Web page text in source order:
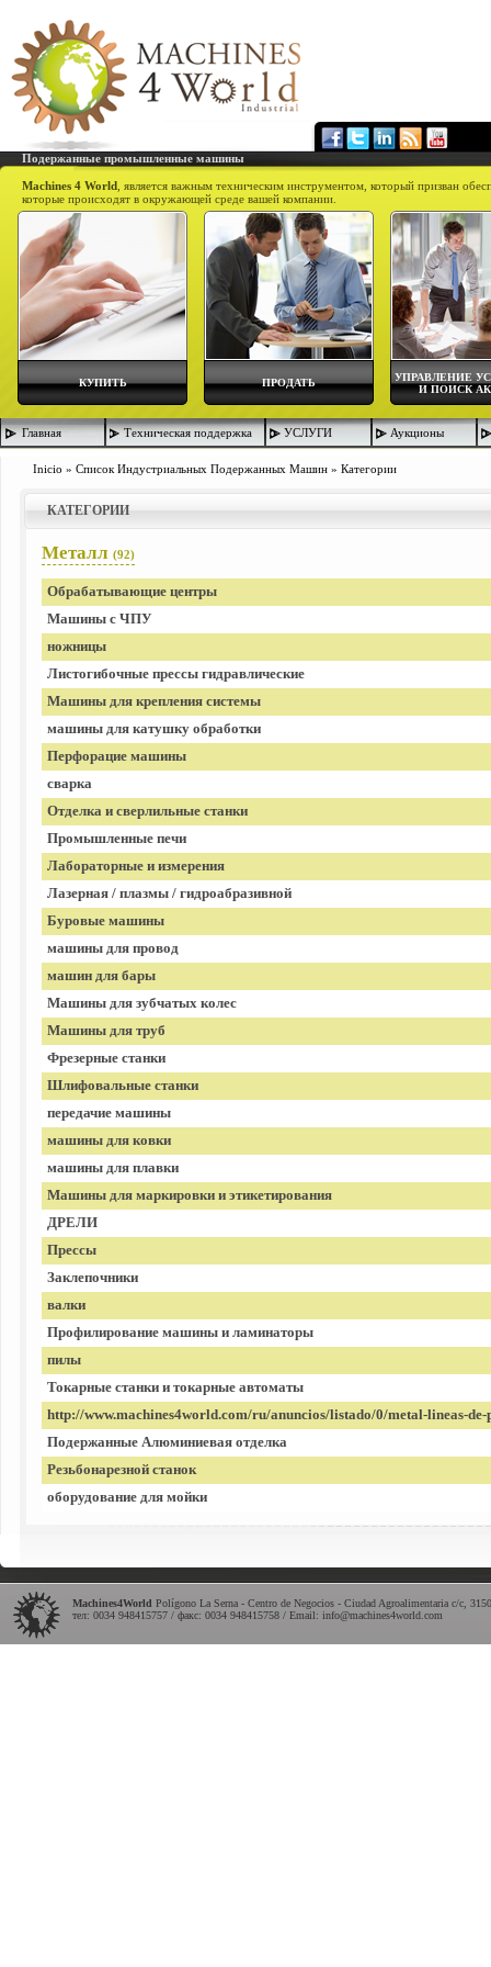
Подержанные промышленные машины
Machines 4 World , является важным техническим инструментом, который призван
которые происходят в окружающей среде вашей компании.
УПРАВЛЕНИЕ
И ПОИСК
ПРОДАТЬ
КУПИТЬ
Главная Техническая поддержка УСЛУГИ Аукционы
Inicio » Список Индустриальных Подержанных Машин » Категории
КАТЕГОРИИ
Металл (92)
Обрабатывающие центры
Машины с ЧПУ
ножницы
Листогибочные прессы гидравлические
Машины для крепления системы
машины для катушку обработки
Перфорацие машины
сварка
Отделка и сверлильные станки
Промышленные печи
Лабораторные и измерения
Лазерная / плазмы / гидроабразивной
Буровые машины
машины для провод
машин для бары
Машины для зубчатых колес
Машины для труб
Фрезерные станки
Шлифовальные станки
передачие машины
машины для ковки
машины для плавки
Машины для маркировки и этикетирования
ДРЕЛИ
Прессы
Заклепочники
валки
Профилирование машины и ламинаторы
пилы
Токарные станки и токарные автоматы
http://www.machines4world.com/ru/anuncios/listado/0/metal-lineas-
Подержанные Алюминиевая отделка
Резьбонарезной станок
оборудование для мойки
Machines4World Polígono La Serna - Centro de Negocios - Ciudad Agroalimentaria c/c
тел: 0034 948415757 / факс: 0034 948415758 / Email: info@machines4world.com